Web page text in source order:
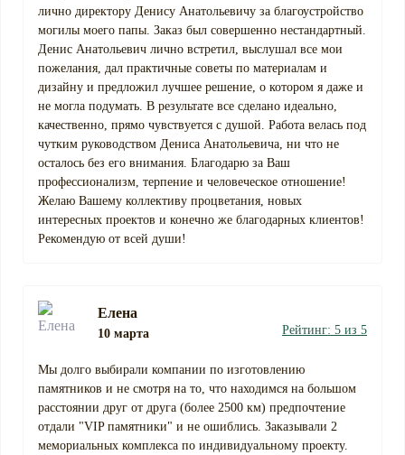
лично директору Денису Анатольевичу за благоустройство
могилы моего папы. Заказ был совершенно нестандартный.
Денис Анатольевич лично встретил, выслушал все мои
пожелания, дал практичные советы по материалам и
дизайну и предложил лучшее решение, о котором я даже и
не могла подумать. В результате все сделано идеально,
качественно, прямо чувствуется с душой. Работа велась под
чутким руководством Дениса Анатольевича, ни что не
осталось без его внимания. Благодарю за Ваш
профессионализм, терпение и человеческое отношение!
Желаю Вашему коллективу процветания, новых
интересных проектов и конечно же благодарных клиентов!
Рекомендую от всей души!
Елена
10 марта Рейтинг: 5 из 5
Мы долго выбирали компании по изготовлению
памятников и не смотря на то, что находимся на большом
расстоянии друг от друга (более 2500 км) предпочтение
отдали "VIP памятники" и не ошиблись. Заказывали 2
мемориальных комплекса по индивидуальному проекту.